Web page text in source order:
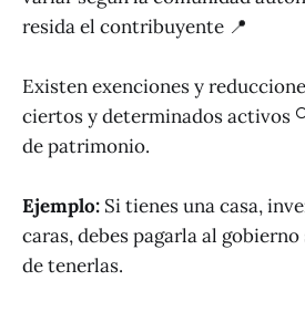
resida el contribuyente 📍
Existen exenciones y
ciertos y determinados activos
de patrimonio.
Ejemplo: Si tienes una casa,
caras, debes pagarla al
de tenerlas.